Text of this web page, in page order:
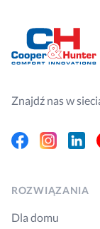
Znajdź nas w
FacebookInstagram
ROZWIĄZANIA
Dla domu